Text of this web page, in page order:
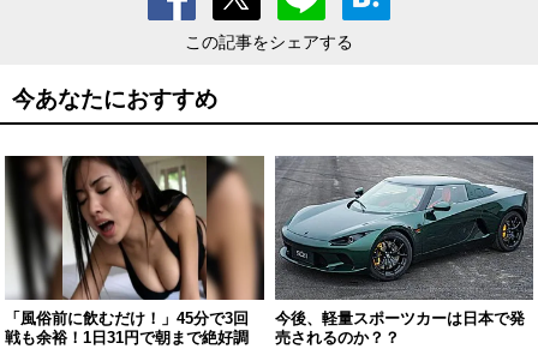
この記事をシェアする
今あなたにおすすめ
「風俗前に飲むだけ！」45分で3回
戦も余裕！1日31円で朝まで絶好調
今後、軽量スポーツカーは日本で発
売されるのか？？